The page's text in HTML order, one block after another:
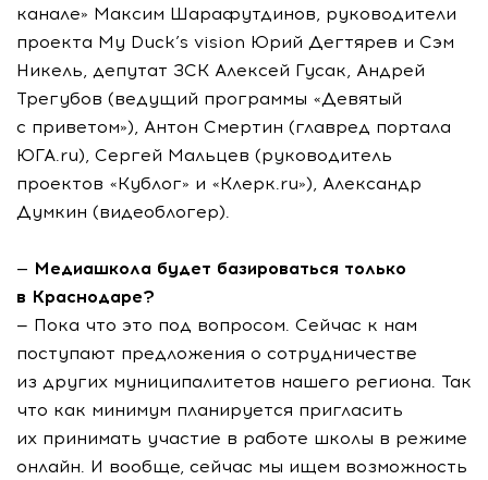
канале» Максим Шарафутдинов, руководители
проекта My Duck’s vision Юрий Дегтярев и Сэм
Никель, депутат ЗСК Алексей Гусак, Андрей
Трегубов (ведущий программы «Девятый
с приветом»), Антон Смертин (главред портала
ЮГА.ru), Сергей Мальцев (руководитель
проектов «Кублог» и «Клерк.ru»), Александр
Думкин (видеоблогер).
— Медиашкола будет базироваться только
в Краснодаре?
— Пока что это под вопросом. Сейчас к нам
поступают предложения о сотрудничестве
из других муниципалитетов нашего региона. Так
что как минимум планируется пригласить
их принимать участие в работе школы в режиме
онлайн. И вообще, сейчас мы ищем возможность